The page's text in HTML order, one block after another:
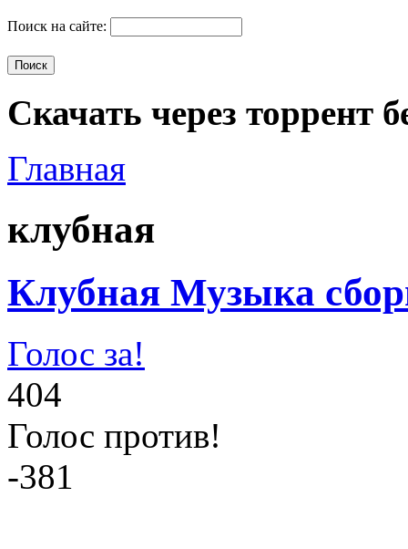
Поиск на сайте:
Скачать через торрент
Главная
клубная
Клубная Музыка
Голос за!
404
Голос против!
-381